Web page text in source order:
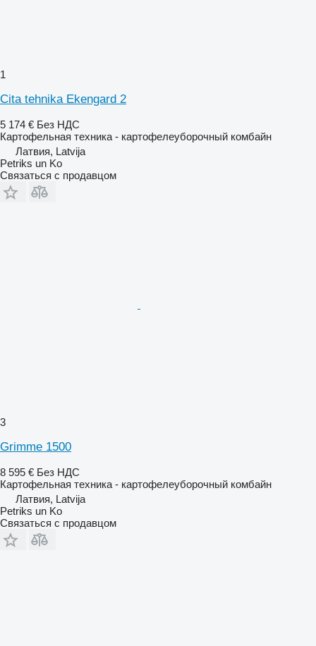
1
Cita tehnika Ekengard 2
5 174 € Без НДС
Картофельная техника - картофелеуборочный комбайн
Латвия, Latvija
Petriks un Ko
Связаться с продавцом
3
Grimme 1500
8 595 € Без НДС
Картофельная техника - картофелеуборочный комбайн
Латвия, Latvija
Petriks un Ko
Связаться с продавцом